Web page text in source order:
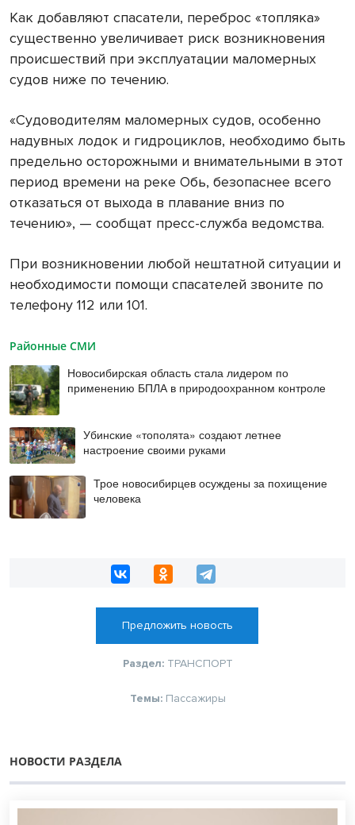
Как добавляют спасатели, переброс «топляка»
существенно увеличивает риск возникновения
происшествий при эксплуатации маломерных
судов ниже по течению.
«Судоводителям маломерных судов, особенно
надувных лодок и гидроциклов, необходимо быть
предельно осторожными и внимательными в этот
период времени на реке Обь, безопаснее всего
отказаться от выхода в плавание вниз по
течению», — сообщат пресс-служба ведомства.
При возникновении любой нештатной ситуации и
необходимости помощи спасателей звоните по
телефону 112 или 101.
Районные СМИ
Новосибирская область стала лидером по
применению БПЛА в природоохранном контроле
Убинские «тополята» создают летнее
настроение своими руками
Трое новосибирцев осуждены за похищение
человека
Предложить новость
Раздел: ТРАНСПОРТ
Темы: Пассажиры
НОВОСТИ РАЗДЕЛА